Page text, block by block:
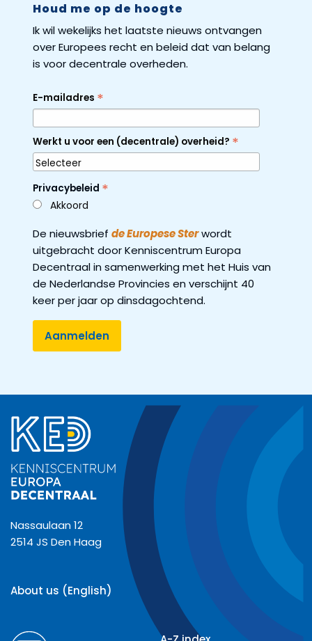
Houd me op de hoogte
Ik wil wekelijks het laatste nieuws ontvangen
over Europees recht en beleid dat van belang
is voor decentrale overheden.
E-mailadres *
Werkt u voor een (decentrale) overheid? *
Privacybeleid *
Akkoord
De nieuwsbrief de Europese Sterwordt
uitgebracht door Kenniscentrum Europa
Decentraal in samenwerking met het Huis van
de Nederlandse Provincies en verschijnt 40
keer per jaar op dinsdagochtend.
Nassaulaan 12
2514 JS Den Haag
About us (English)